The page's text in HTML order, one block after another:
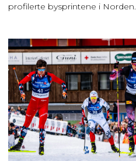
profilerte bysprintene i Norden.